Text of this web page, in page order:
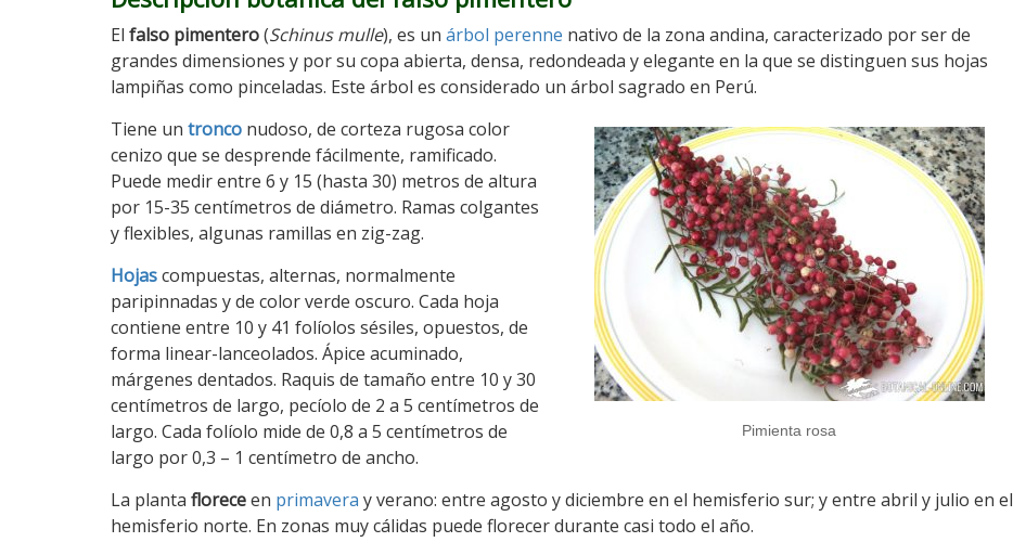
El falso pimentero(Schinus mulle), es un árbol perenne nativo de la zona andina, caracterizado por ser de
grandes dimensiones y por su copa abierta, densa, redondeada y elegante en la que se distinguen sus hojas
lampiñas como pinceladas. Este árbol es considerado un árbol sagrado en Perú.
Pimienta rosa
Tiene un tronco nudoso, de corteza rugosa color
cenizo que se desprende fácilmente, ramificado.
Puede medir entre 6 y 15 (hasta 30) metros de altura
por 15-35 centímetros de diámetro. Ramas colgantes
y flexibles, algunas ramillas en zig-zag.
Hojascompuestas, alternas, normalmente
paripinnadas y de color verde oscuro. Cada hoja
contiene entre 10 y 41 folíolos sésiles, opuestos, de
forma linear-lanceolados. Ápice acuminado,
márgenes dentados. Raquis de tamaño entre 10 y 30
centímetros de largo, pecíolo de 2 a 5 centímetros de
largo. Cada folíolo mide de 0,8 a 5 centímetros de
largo por 0,3 – 1 centímetro de ancho.
La planta floreceen primavera y verano: entre agosto y diciembre en el hemisferio sur; y entre abril y julio en el
hemisferio norte. En zonas muy cálidas puede florecer durante casi todo el año.